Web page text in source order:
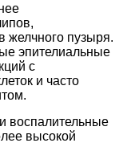
желчного пузыря.
эпителиальные
с
и часто
воспалительные
высокой